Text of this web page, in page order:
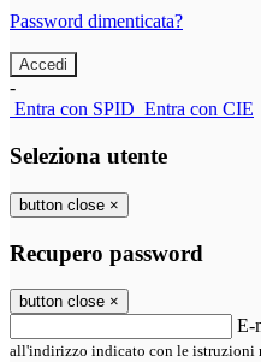
Password dimenticata?
-
Entra con SPID Entra con CIE
Seleziona utente
button close ×
Recupero password
button close ×
E-
all'indirizzo indicato con le istruzioni